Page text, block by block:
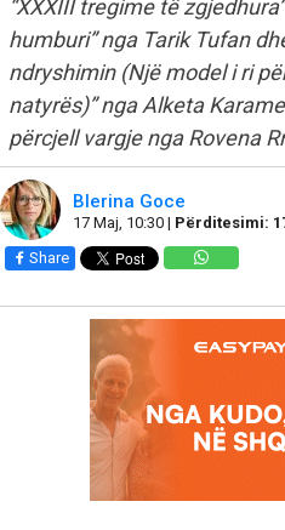
“XXXIII tregime të
humburi” nga Tarik Tufan
ndryshimin (Një model i ri
natyrës)” nga Alketa
përcjell vargje nga Rovena
Blerina Goce
17 Maj, 10:30 | Përditesimi:
Share